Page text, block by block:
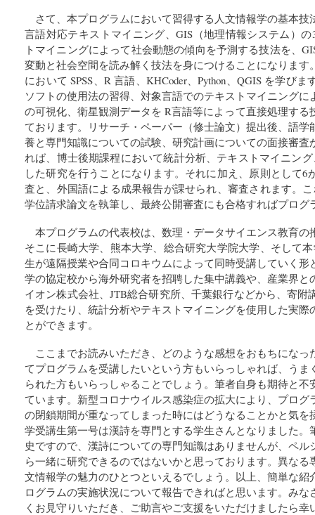
さて、本プログラムにおいて習得する人文情報学の基本
言語対応テキストマイニング、GIS（地理情報システム）
トマイニングによって社会動態の傾向を予測する技法を、
変動と社会空間を読み解く技法を身につけることになります
において SPSS、R 言語、KHCoder、Python、QGIS を学び
ソフトの使用法の習得、対象言語でのテキストマイニング
の可視化、衛星観測データを R言語等によって直接処理する
ております。リサーチ・ペーパー（修士論文）提出後、語学
養と専門知識についての試験、研究計画についての面接審査
れば、博士後期課程において統計分析、テキストマイニン
した研究を行うことになります。それに加え、原則として6
査と、外国語による成果報告が課せられ、審査されます。
学位請求論文を執筆し、最終公開審査にも合格すればプログ
本プログラムの代表校は、数理・データサイエンス教育の
そこに長崎大学、熊本大学、総合研究大学院大学、そして
生が遠隔授業や合同コロキウムによって同時受講していく形
学の協定校から海外研究者を招聘した集中講義や、産業界と
イオン株式会社、JTB総合研究所、千葉銀行などから、寄附
を受けたり、統計分析やテキストマイニングを使用した実
とができます。
ここまでお読みいただき、どのような感想をおもちにな
てプログラムを受講したいという方もいらっしゃれば、うま
られた方もいらっしゃることでしょう。筆者自身も期待と
ています。新型コロナウイルス感染症の拡大により、プログ
の閉鎖期間が重なってしまった時にはどうなることかと気を
学受講生第一号は漢詩を専門とする学生さんとなりました。
史ですので、漢詩についての専門知識はありませんが、ペ
ら一緒に研究できるのではないかと思っております。異な
文情報学の魅力のひとつといえるでしょう。以上、簡単な紹
ログラムの実施状況について報告できればと思います。み
くお見守りいただき、ご助言やご支援をいただけましたら幸